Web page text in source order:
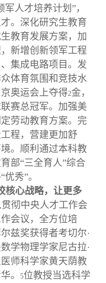
人才培养计划”，
。深化研究生教育
教育发展方案，加
新增创新领军工程
集成电路项目。发
体育氛围和竞技水
奥运会上夺得2金，
赛总冠军。加强美
劳动教育方案。完
程，营建更加舒
。顺利通过本科教
部“三全育人”综合
秀”。
核心战略，让更多
彻中央人才工作会
会议，全方位培
兹奖获得者考切尔·
学物理学家尼古拉·
师科学家黄天荫教
。
5位教授当选科学